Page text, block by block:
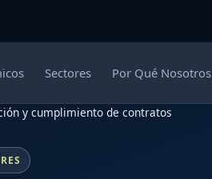
Sectores Por Qué Nosotros
y cumplimiento de contratos